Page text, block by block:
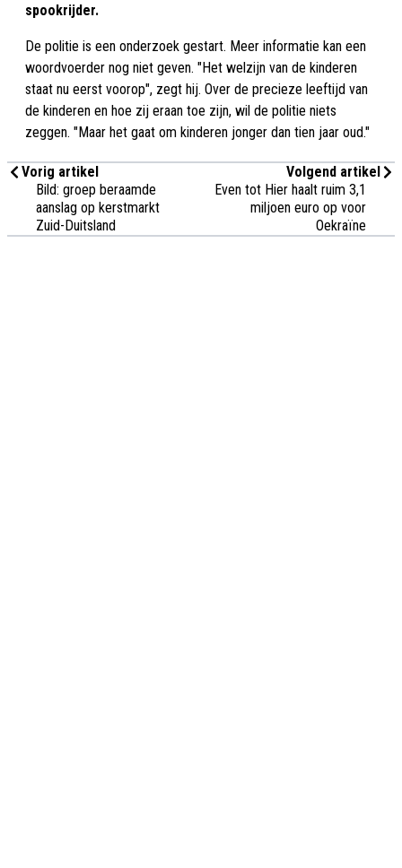
spookrijder.
De politie is een onderzoek gestart. Meer informatie kan een
woordvoerder nog niet geven. "Het welzijn van de kinderen
staat nu eerst voorop", zegt hij. Over de precieze leeftijd van
de kinderen en hoe zij eraan toe zijn, wil de politie niets
zeggen. "Maar het gaat om kinderen jonger dan tien jaar oud."
Vorig artikel
Bild: groep beraamde
aanslag op kerstmarkt
Zuid-Duitsland
Volgend artikel
Even tot Hier haalt ruim 3,1
miljoen euro op voor
Oekraïne